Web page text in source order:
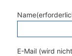
E-Mail (wird